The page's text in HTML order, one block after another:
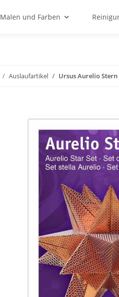
Malen und Farben
Auslaufartikel Ursus Aurelio Stern